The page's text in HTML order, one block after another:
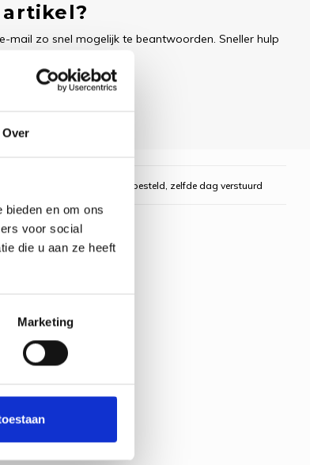
Over
en om ons
voor social
die u aan ze heeft
Marketing
mail zo snel mogelijk te beantwoorden. Sneller hulp
Voor 16:00 uur besteld, zelfde dag verstuurd